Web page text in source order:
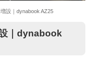
設｜dynabook AZ25
｜dynabook